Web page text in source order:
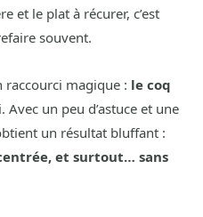
et le plat à récurer, c’est
souvent.
raccourci magique : le coq
Avec un peu d’astuce et une
un résultat bluffant :
et surtout… sans